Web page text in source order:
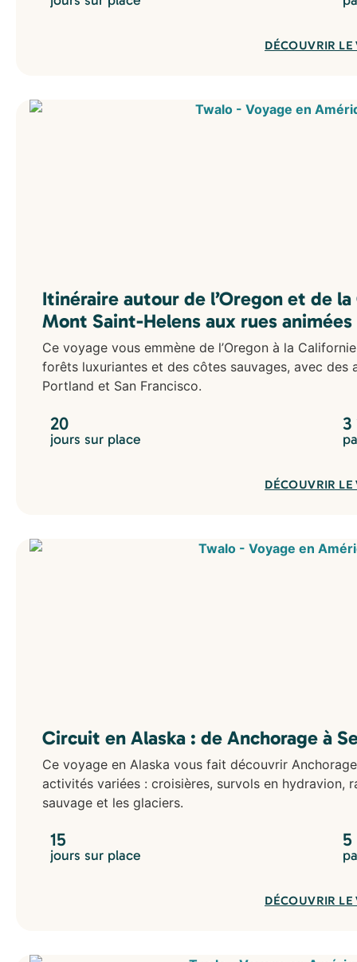
DÉCOUVRIR LE
Itinéraire autour de l’Oregon et de
Mont Saint-Helens aux rues animées
Ce voyage vous emmène de l’Oregon à la
forêts luxuriantes et des côtes sauvages, avec des
Portland et San Francisco.
20
jours sur place
3
DÉCOUVRIR LE
Circuit en Alaska : de Anchorage à
Ce voyage en Alaska vous fait découvrir
activités variées : croisières, survols en hydravion,
sauvage et les glaciers.
15
jours sur place
DÉCOUVRIR LE